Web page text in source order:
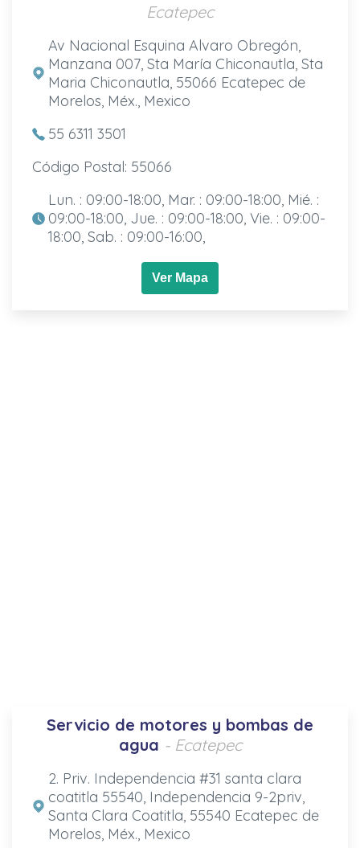
Ecatepec
Av Nacional Esquina Alvaro Obregón,
Manzana 007, Sta María Chiconautla, Sta
Maria Chiconautla, 55066 Ecatepec de
Morelos, Méx., Mexico
55 6311 3501
Código Postal: 55066
Lun. : 09:00-18:00, Mar. : 09:00-18:00, Mié. :
09:00-18:00, Jue. : 09:00-18:00, Vie. : 09:00-
18:00, Sab. : 09:00-16:00,
Ver Mapa
Servicio de motores y bombas de
agua - Ecatepec
2. Priv. Independencia #31 santa clara
coatitla 55540, Independencia 9-2priv,
Santa Clara Coatitla, 55540 Ecatepec de
Morelos, Méx., Mexico